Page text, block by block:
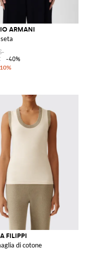
ARMANI
-40%
FILIPPI
di cotone